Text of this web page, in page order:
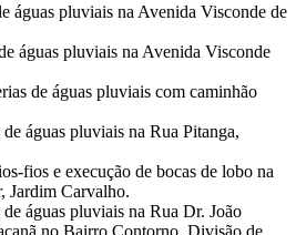
águas pluviais na Avenida Visconde de
águas pluviais na Avenida Visconde
de águas pluviais com caminhão
águas pluviais na Rua Pitanga,
fios e execução de bocas de lobo na
Jardim Carvalho.
águas pluviais na Rua Dr. João
no Bairro Contorno. Divisão de